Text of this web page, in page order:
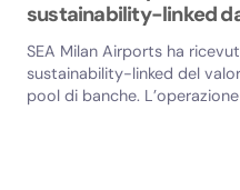
sustainability-linked
SEA Milan Airports ha
sustainability-linked del
pool di banche. L’operazione